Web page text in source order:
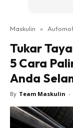
Maskulin »
Tukar
5 Cara
Anda
By Team Maskulin -